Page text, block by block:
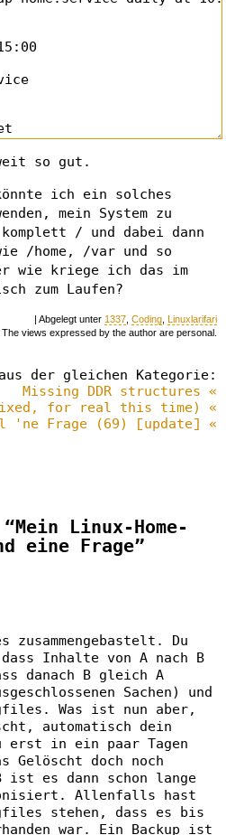
so gut.
ich ein solches
mein System zu
/ und dabei dann
/home, /var und so
wie kriege ich das im
zum Laufen?
| Abgelegt unter 1337 Coding Linuxlarifari
The views expressed by the author are personal.
der gleichen Kategorie:
Missing DDR structures «
for real this time) «
'ne Frage (69) [update] «
Linux-Home-
eine Frage”
zusammengebastelt. Du
Inhalte von A nach B
danach B gleich A
Sachen) und
Was ist nun aber,
automatisch dein
erst in ein paar Tagen
Gelöscht doch noch
ist es dann schon lange
Allenfalls hast
stehen, dass es bis
war. Ein Backup ist